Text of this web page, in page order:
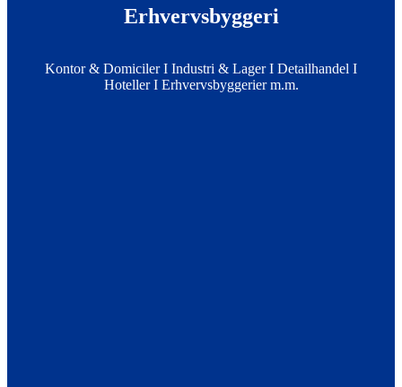
Erhvervsbyggeri
Kontor & Domiciler I Industri & Lager I Detailhandel I
HotellerI Erhvervsbyggerier m.m.